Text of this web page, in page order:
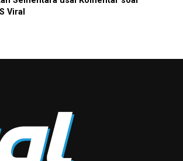
Viral